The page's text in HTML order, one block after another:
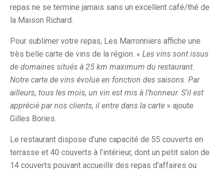
repas ne se termine jamais sans un excellent café/thé de
la Maison Richard.
Pour sublimer votre repas, Les Marronniers affiche une
très belle carte de vins de la région. « Les vins sont issus
de domaines situés à 25 km maximum du restaurant.
Notre carte de vins évolue en fonction des saisons. Par
ailleurs, tous les mois, un vin est mis à l’honneur. S’il est
apprécié par nos clients, il entre dans la carte » ajoute
Gilles Bories.
Le restaurant dispose d’une capacité de 55 couverts en
terrasse et 40 couverts à l’intérieur, dont un petit salon de
14 couverts pouvant accueillir des repas d’affaires ou